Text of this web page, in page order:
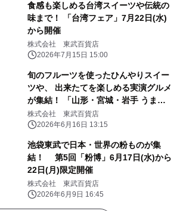
食感も楽しめる台湾スイーツや伝統の
味まで！ 「台湾フェア」7月22日(水)
から開催
株式会社 東武百貨店
2026年7月15日 15:00
旬のフルーツを使ったひんやりスイー
ツや、 出来たてを楽しめる実演グルメ
が集結！ 「山形・宮城・岩手 うまい
ものめぐり」6月24日(水)から開催
株式会社 東武百貨店
2026年6月16日 13:15
池袋東武で日本・世界の粉ものが集
結！ 第5回「粉博」6月17日(水)から
22日(月)限定開催
株式会社 東武百貨店
2026年6月9日 16:45